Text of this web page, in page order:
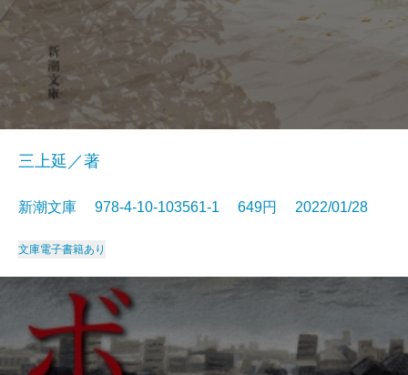
三上延／著
新潮文庫 978-4-10-103561-1 649円 2022/01/28
文庫電子書籍あり